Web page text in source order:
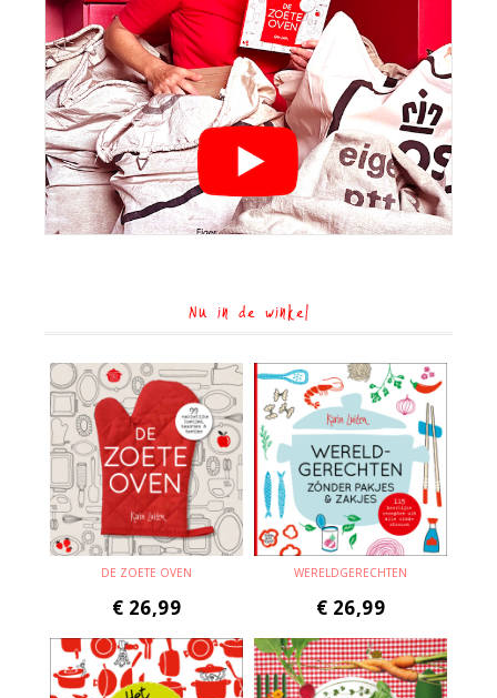
Nu in de winkel
DE ZOETE OVEN
€ 26,99
WERELDGERECHTEN
€ 26,99